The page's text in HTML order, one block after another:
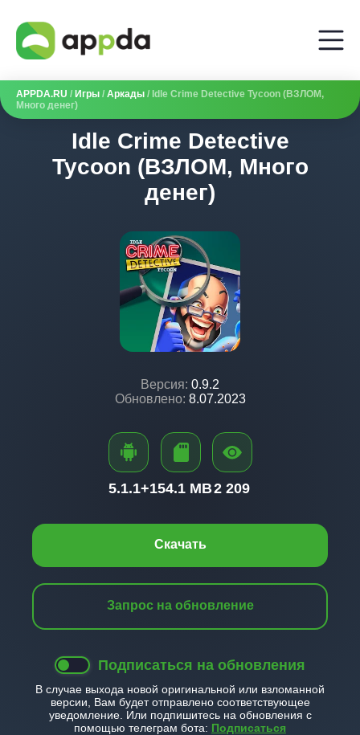
APPDA.RU / Игры / Аркады / Idle Crime Detective Tycoon (ВЗЛОМ,
Много денег)
Idle Crime Detective
Tycoon (ВЗЛОМ, Много
денег)
Версия: 0.9.2
Обновлено: 8.07.2023
Скачать
Запрос на обновление
Подписаться на обновления
В случае выхода новой оригинальной или взломанной
версии, Вам будет отправлено соответствующее
уведомление. Или подпишитесь на обновления с
помощью телеграм бота: Подписаться
5.1.1+154.1 MB2 209